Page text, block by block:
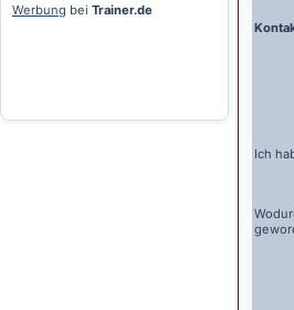
Werbung bei Trainer.de
Ich